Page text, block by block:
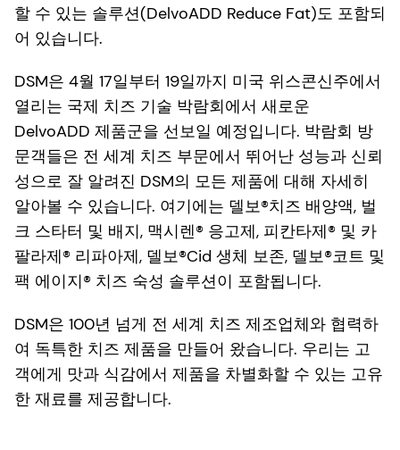
할 수 있는 솔루션(DelvoADD Reduce Fat)도 포함되
어 있습니다.
DSM은 4월 17일부터 19일까지 미국 위스콘신주에서
열리는 국제 치즈 기술 박람회에서 새로운
DelvoADD 제품군을 선보일 예정입니다. 박람회 방
문객들은 전 세계 치즈 부문에서 뛰어난 성능과 신뢰
성으로 잘 알려진 DSM의 모든 제품에 대해 자세히
알아볼 수 있습니다. 여기에는 델보®치즈 배양액, 벌
크 스타터 및 배지, 맥시렌® 응고제, 피칸타제® 및 카
팔라제® 리파아제, 델보®Cid 생체 보존, 델보®코트 및
팩 에이지® 치즈 숙성 솔루션이 포함됩니다.
DSM은 100년 넘게 전 세계 치즈 제조업체와 협력하
여 독특한 치즈 제품을 만들어 왔습니다. 우리는 고
객에게 맛과 식감에서 제품을 차별화할 수 있는 고유
한 재료를 제공합니다.